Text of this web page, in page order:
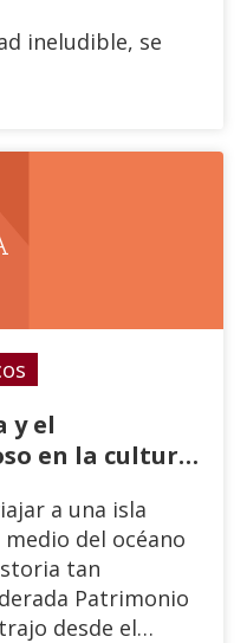
ineludible, se
diferentes
y el
en la cultura
a una isla
del océano
tan
Patrimonio
desde el